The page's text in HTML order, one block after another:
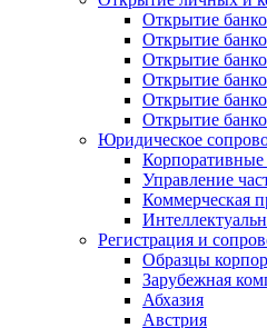
Открытие
Открытие
Открытие
Открытие
Открытие
Открытие
Юридическое
Управление
Коммерческая
Регистрация и
Образцы
Зарубежная
Абхазия
Австрия